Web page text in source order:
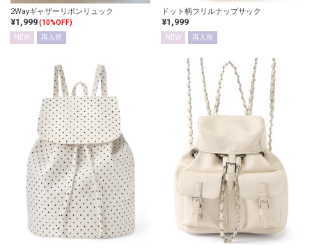
2Wayギャザーリボンリュック
¥1,999(10%OFF)
NEW
再入荷
ドット柄フリルナップサック
¥1,999
NEW 再入荷